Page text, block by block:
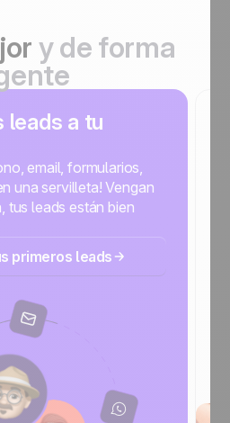
y de forma
leads a tu
email, formularios,
una servilleta! Vengan
tus leads están bien
primeros leads